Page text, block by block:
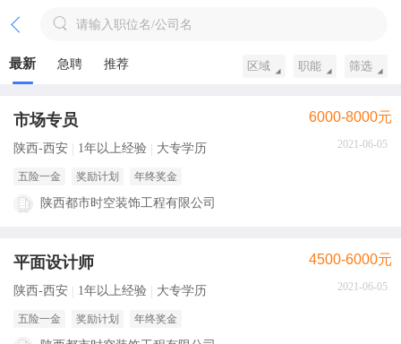
请输入职位名/公司名
最新 急聘 推荐 区域 职能 筛选
市场专员 6000-8000元
2021-06-05
陕西-西安 1年以上经验 大专学历
五险一金 奖励计划 年终奖金
陕西都市时空装饰工程有限公司
平面设计师 4500-6000元
2021-06-05
陕西-西安 1年以上经验 大专学历
五险一金 奖励计划 年终奖金